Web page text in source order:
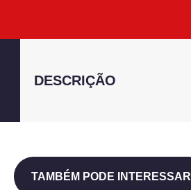
DESCRIÇÃO
TAMBÉM PODE INTERESSAR